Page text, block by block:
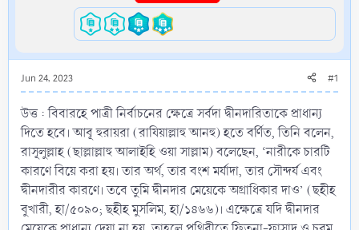
Jun 24, 2023 #1
উত্ত : বিবারহে পাত্রী নির্বাচনের ক্ষেত্রে সর্বদা দ্বীনদারিতাকে প্রাধান্য
দিতে হবে। আবূ হুরায়রা (রাযিয়াল্লাহু আনহু) হতে বর্ণিত, তিনি বলেন,
রাসূলুল্লাহ (ছাল্লাল্লাহু আলাইহি ওয়া সাল্লাম) বলেছেন, ‘নারীকে চারটি
কারণে বিয়ে করা হয়। তার অর্থ, তার বংশ মর্যাদা, তার সৌন্দর্য এবং
দ্বীনদারীর কারণে। তবে তুমি দ্বীনদার মেয়েকে অগ্রাধিকার দাও’ (ছহীহ
বুখারী, হা/৫০৯০; ছহীহ মুসলিম, হা/১৪৬৬)। এক্ষেত্রে যদি দ্বীনদার